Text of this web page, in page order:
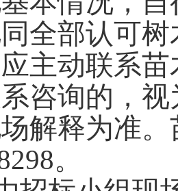
全部认可
主动联系苗
咨询的，
解释为准。
。